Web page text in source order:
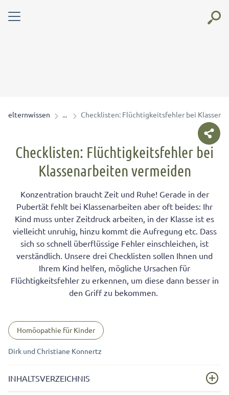
elternwissen Checklisten: Flüchtigkeitsfehler bei
Checklisten: Flüchtigkeitsfehler bei
Klassenarbeiten vermeiden
Konzentration braucht Zeit und Ruhe! Gerade in der
Pubertät fehlt bei Klassenarbeiten aber oft beides: Ihr
Kind muss unter Zeitdruck arbeiten, in der Klasse ist es
vielleicht unruhig, hinzu kommt die Aufregung etc. Dass
sich so schnell überflüssige Fehler einschleichen, ist
verständlich. Unsere drei Checklisten sollen Ihnen und
Ihrem Kind helfen, mögliche Ursachen für
Flüchtigkeitsfehler zu erkennen, um diese dann besser in
den Griff zu bekommen.
Homöopathie für Kinder
Dirk und Christiane Konnertz
INHALTSVERZEICHNIS